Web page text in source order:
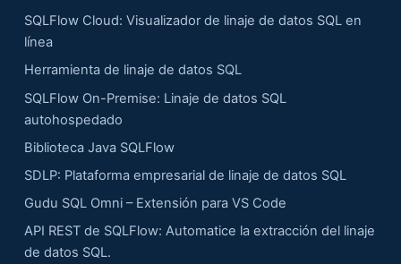
SQLFlow Cloud: Visualizador de linaje de datos SQL en
línea
Herramienta de linaje de datos SQL
SQLFlow On-Premise: Linaje de datos SQL
autohospedado
Biblioteca Java SQLFlow
SDLP: Plataforma empresarial de linaje de datos SQL
Gudu SQL Omni – Extensión para VS Code
API REST de SQLFlow: Automatice la extracción del linaje
de datos SQL.